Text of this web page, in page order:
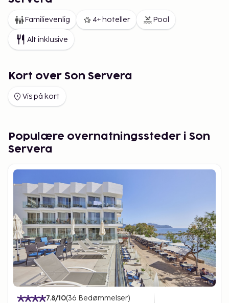
Familievenlig 4+ hoteller Pool
Alt inklusive
Kort over Son Servera
Vis på kort
Populære overnatningssteder i Son
Servera
7.8/10(36 Bedømmelser)